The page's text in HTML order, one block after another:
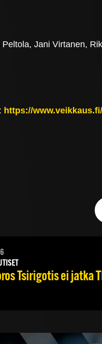
Jani Virtanen,
https://
Tsirigotis ei jatka